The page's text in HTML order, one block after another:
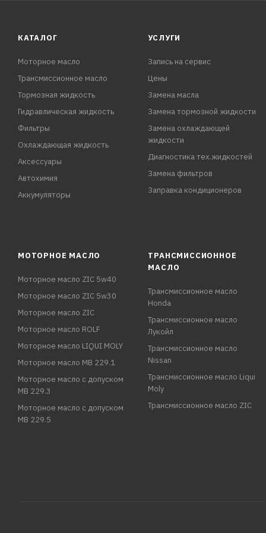
КАТАЛОГ
Моторное масло
Трансмиссионное масло
Тормозная жидкость
Гидравлическая жидкость
Фильтры
Охлаждающая жидкость
Аксессуары
Автохимия
Аккумуляторы
УСЛУГИ
Запись на сервис
Цены
Замена масла
Замена тормозной жидкости
Замена охлаждающей
жидкости
Диагностика тех.жидкостей
Замена фильтров
Заправка кондиционеров
МОТОРНОЕ МАСЛО
Моторное масло ZIC 5w40
Моторное масло ZIC 5w30
Моторное масло ZIC
Моторное масло ROLF
Моторное масло LIQUI MOLY
Моторное масло MB 229.1
Моторное масло с допуском
MB 229.3
Моторное масло с допуском
MB 229.5
ТРАНСМИССИОННОЕ
МАСЛО
Трансмиссионное масло
Honda
Трансмиссионное масло
Лукойл
Трансмиссионное масло
Nissan
Трансмиссионное масло Liqui
Moly
Трансмиссионное масло ZIC